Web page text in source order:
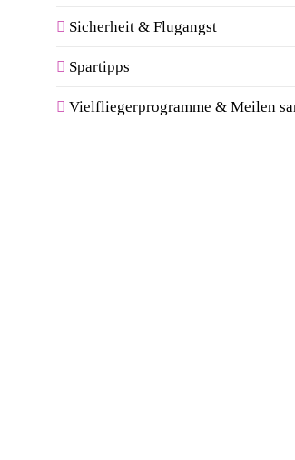
Sicherheit & Flugangst
Spartipps
Vielfliegerprogramme & Meilen